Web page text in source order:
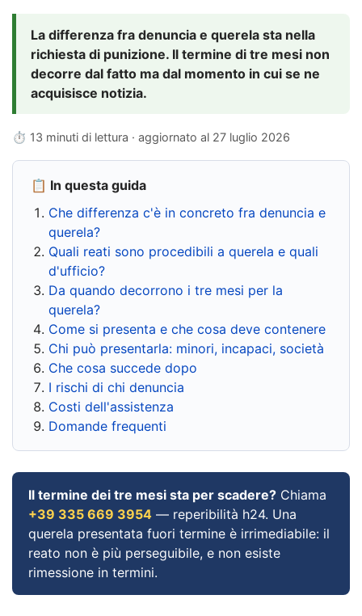
La differenza fra denuncia e querela sta nella
richiesta di punizione. Il termine di tre mesi non
decorre dal fatto ma dal momento in cui se ne
acquisisce notizia.
⏱ 13 minuti di lettura · aggiornato al 27 luglio 2026
📋 In questa guida
Che differenza c'è in concreto fra denuncia e
querela?
Quali reati sono procedibili a querela e quali
d'ufficio?
Da quando decorrono i tre mesi per la
querela?
Come si presenta e che cosa deve contenere
Chi può presentarla: minori, incapaci, società
Che cosa succede dopo
I rischi di chi denuncia
Costi dell'assistenza
Domande frequenti
Il termine dei tre mesi sta per scadere? Chiama
+39 335 669 3954 — reperibilità h24. Una
querela presentata fuori termine è irrimediabile: il
reato non è più perseguibile, e non esiste
rimessione in termini.